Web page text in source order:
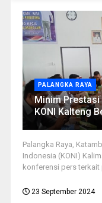
PALANGKA RAYA
Minim Prestasi
KONI Kalteng
Palangka Raya,
Indonesia (KONI)
konferensi pers terkait
23 September 2024